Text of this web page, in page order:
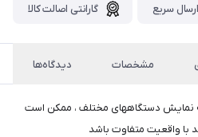
ارسال سریع گارانتی اصالت کالا
مشخصات دیدگاه‌ها
نمایش دستگاههای مختلف ، ممکن است